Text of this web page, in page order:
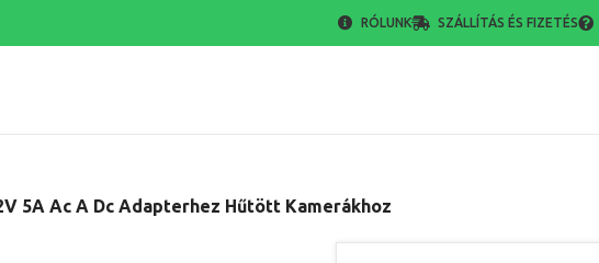
RÓLUNK SZÁLLÍTÁS ÉS FIZETÉS
5A Ac A Dc Adapterhez Hűtött Kamerákhoz